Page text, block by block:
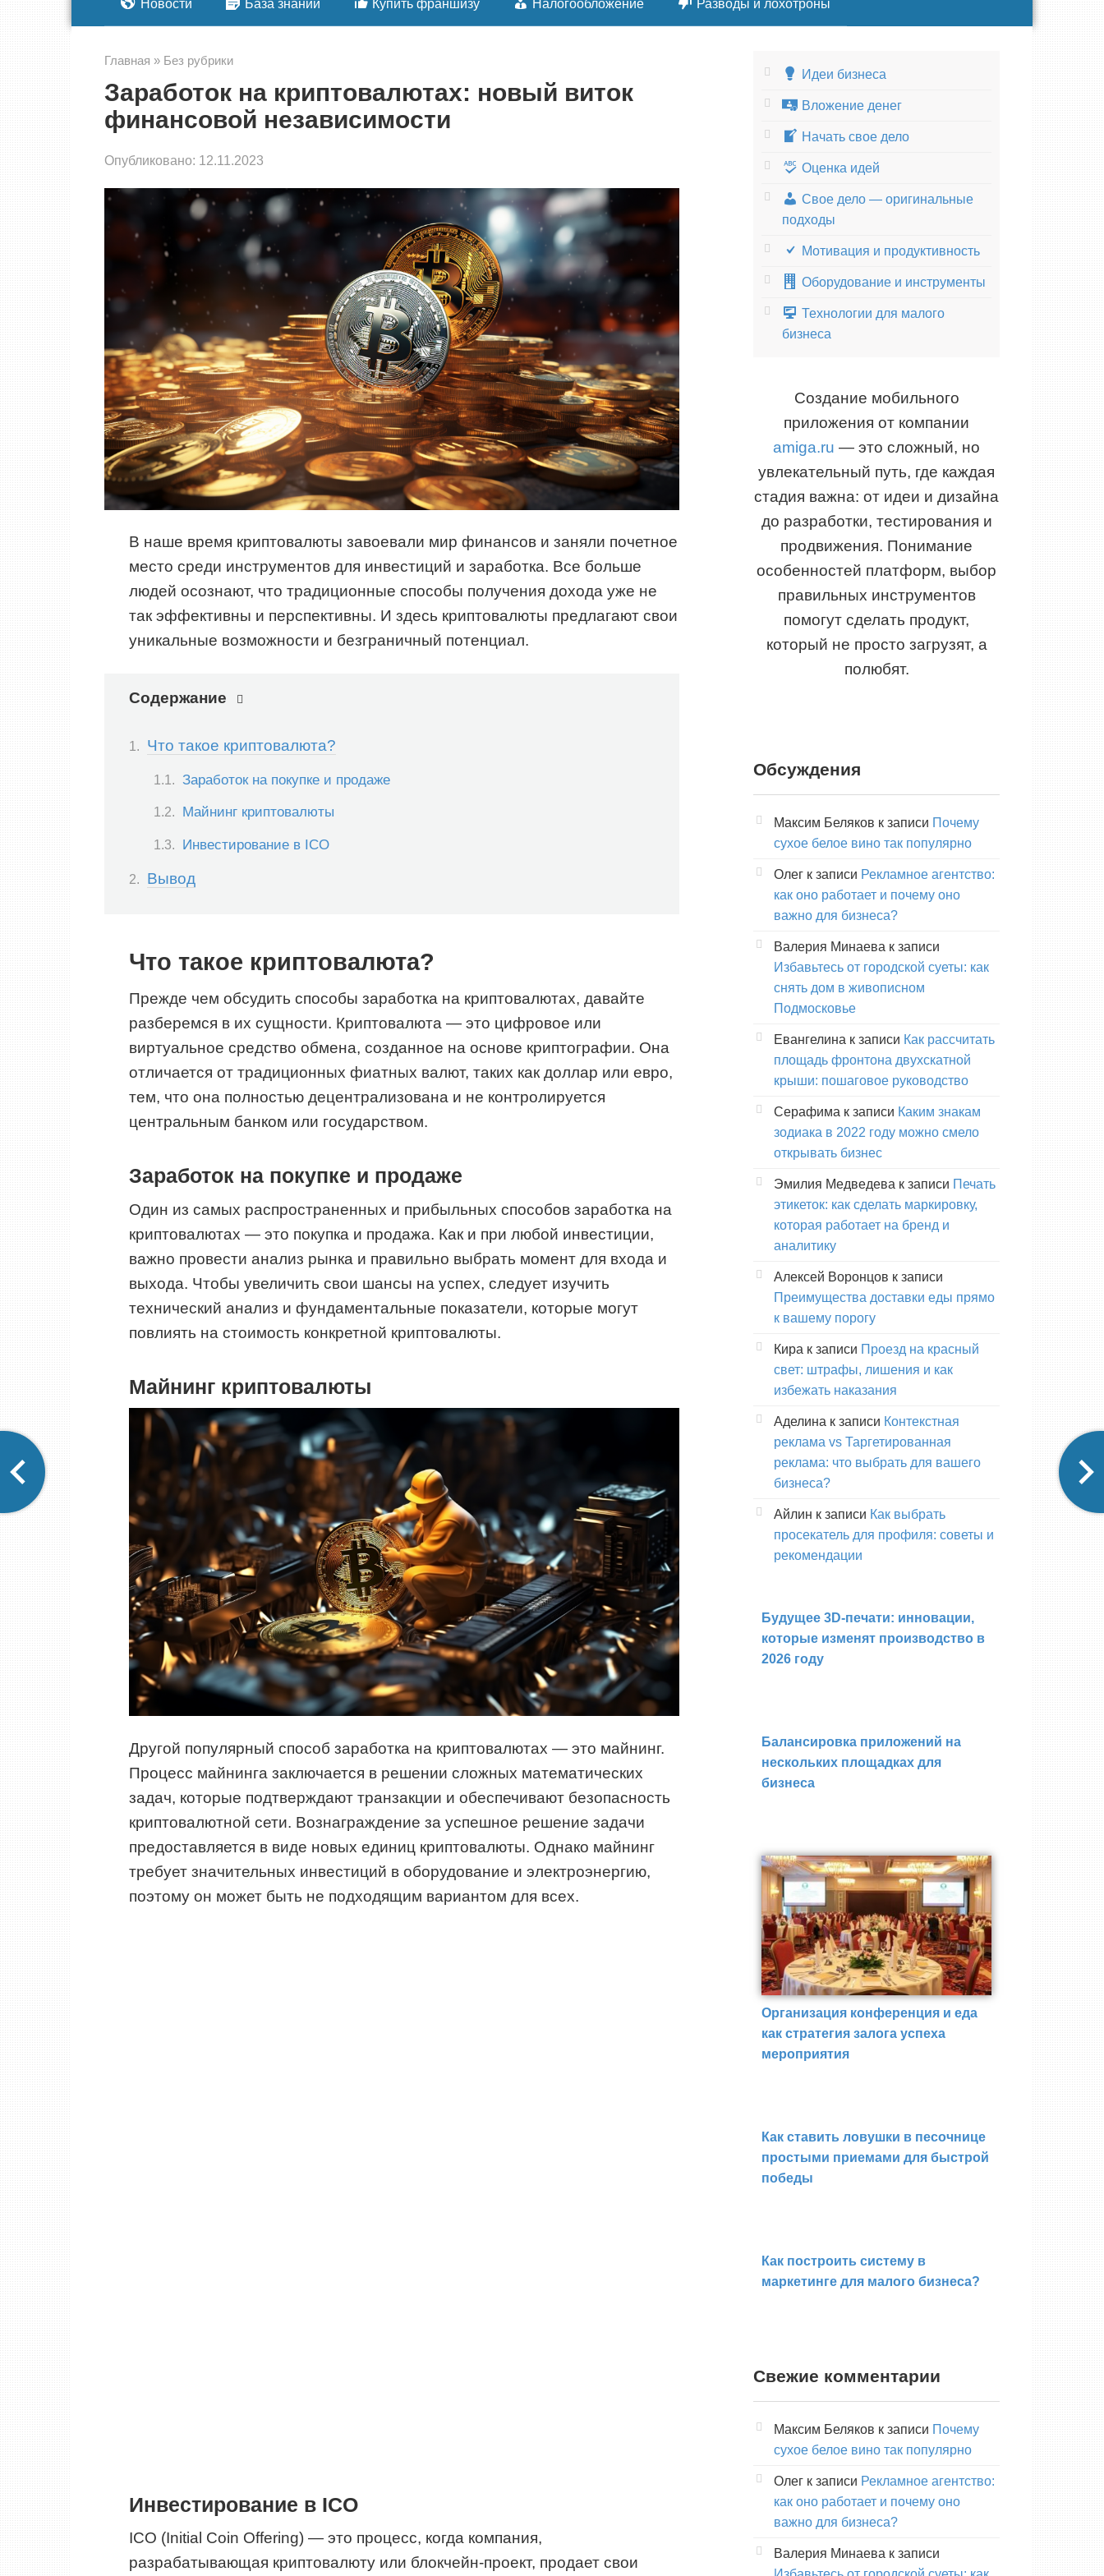
Новости База знаний Купить франшизу Налогообложение Разводы и лохотроны
Главная » Без рубрики
Заработок на криптовалютах: новый виток
финансовой независимости
Опубликовано: 12.11.2023
В наше время криптовалюты завоевали мир финансов и заняли почетное
место среди инструментов для инвестиций и заработка. Все больше
людей осознают, что традиционные способы получения дохода уже не
так эффективны и перспективны. И здесь криптовалюты предлагают свои
уникальные возможности и безграничный потенциал.
Содержание
Что такое криптовалюта?
Заработок на покупке и продаже
Майнинг криптовалюты
Инвестирование в ICO
Вывод
Что такое криптовалюта?
Прежде чем обсудить способы заработка на криптовалютах, давайте
разберемся в их сущности. Криптовалюта — это цифровое или
виртуальное средство обмена, созданное на основе криптографии. Она
отличается от традиционных фиатных валют, таких как доллар или евро,
тем, что она полностью децентрализована и не контролируется
центральным банком или государством.
Заработок на покупке и продаже
Один из самых распространенных и прибыльных способов заработка на
криптовалютах — это покупка и продажа. Как и при любой инвестиции,
важно провести анализ рынка и правильно выбрать момент для входа и
выхода. Чтобы увеличить свои шансы на успех, следует изучить
технический анализ и фундаментальные показатели, которые могут
повлиять на стоимость конкретной криптовалюты.
Майнинг криптовалюты
Другой популярный способ заработка на криптовалютах — это майнинг.
Процесс майнинга заключается в решении сложных математических
задач, которые подтверждают транзакции и обеспечивают безопасность
криптовалютной сети. Вознаграждение за успешное решение задачи
предоставляется в виде новых единиц криптовалюты. Однако майнинг
требует значительных инвестиций в оборудование и электроэнергию,
поэтому он может быть не подходящим вариантом для всех.
Инвестирование в ICO
ICO (Initial Coin Offering) — это процесс, когда компания,
разрабатывающая криптовалюту или блокчейн-проект, продает свои
Идеи бизнеса
Вложение денег
Начать свое дело
Оценка идей
Свое дело — оригинальные
подходы
Мотивация и продуктивность
Оборудование и инструменты
Технологии для малого
бизнеса
Создание мобильного
приложения от компании
amiga.ru — это сложный, но
увлекательный путь, где каждая
стадия важна: от идеи и дизайна
до разработки, тестирования и
продвижения. Понимание
особенностей платформ, выбор
правильных инструментов
помогут сделать продукт,
который не просто загрузят, а
полюбят.
Обсуждения
Максим Беляков к записи Почему
сухое белое вино так популярно
Олег к записи Рекламное агентство:
как оно работает и почему оно
важно для бизнеса?
Валерия Минаева к записи
Избавьтесь от городской суеты: как
снять дом в живописном
Подмосковье
Евангелина к записи Как рассчитать
площадь фронтона двухскатной
крыши: пошаговое руководство
Серафима к записи Каким знакам
зодиака в 2022 году можно смело
открывать бизнес
Эмилия Медведева к записи Печать
этикеток: как сделать маркировку,
которая работает на бренд и
аналитику
Алексей Воронцов к записи
Преимущества доставки еды прямо
к вашему порогу
Кира к записи Проезд на красный
свет: штрафы, лишения и как
избежать наказания
Аделина к записи Контекстная
реклама vs Таргетированная
реклама: что выбрать для вашего
бизнеса?
Айлин к записи Как выбрать
просекатель для профиля: советы и
рекомендации
Будущее 3D-печати: инновации,
которые изменят производство в
2026 году
Балансировка приложений на
нескольких площадках для
бизнеса
Организация конференция и еда
как стратегия залога успеха
мероприятия
Как ставить ловушки в песочнице
простыми приемами для быстрой
победы
Как построить систему в
маркетинге для малого бизнеса?
Свежие комментарии
Максим Беляков к записи Почему
сухое белое вино так популярно
Олег к записи Рекламное агентство:
как оно работает и почему оно
важно для бизнеса?
Валерия Минаева к записи